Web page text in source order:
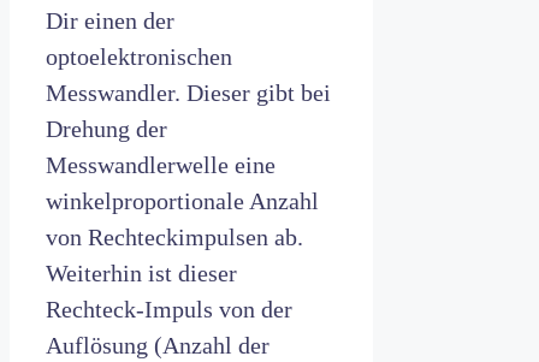
Dir einen der
optoelektronischen
Messwandler. Dieser gibt bei
Drehung der
Messwandlerwelle eine
winkelproportionale Anzahl
von Rechteckimpulsen ab.
Weiterhin ist dieser
Rechteck-Impuls von der
Auflösung (Anzahl der